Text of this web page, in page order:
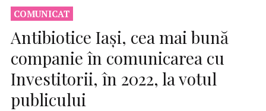
COMUNICAT
Antibiotice Iași, cea mai bună
companie în comunicarea cu
Investitorii, în 2022, la votul
publicului